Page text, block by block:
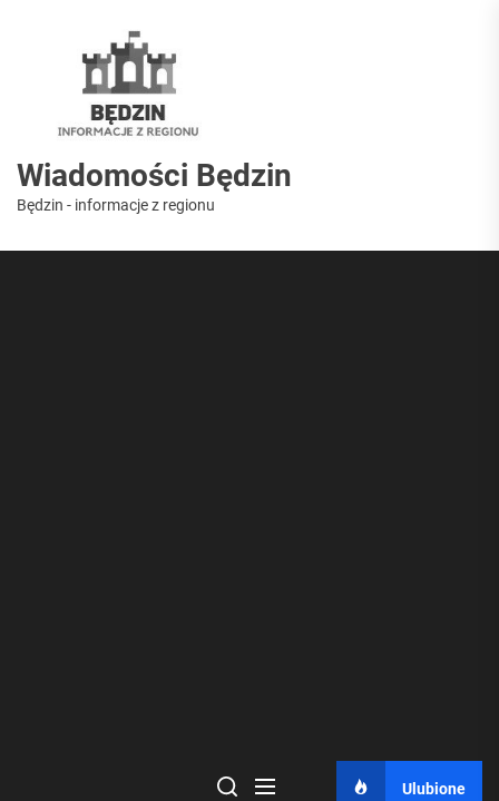
Wiadomości Będzin
Będzin - informacje z regionu
Ulubione